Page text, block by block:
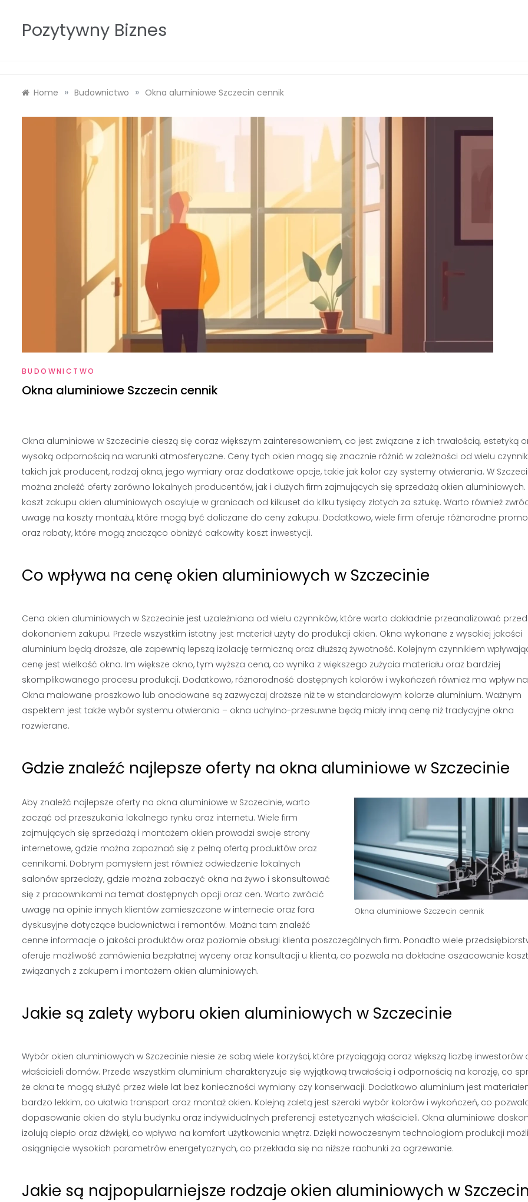
contentPozytywny Biznes
Home » Budownictwo » Okna aluminiowe Szczecin cennik
BUDOWNICTWO
Okna aluminiowe Szczecin cennik
Okna aluminiowe w Szczecinie cieszą się coraz większym zainteresowaniem, co jest związane z ich trwałością, estetyką
wysoką odpornością na warunki atmosferyczne. Ceny tych okien mogą się znacznie różnić w zależności od wielu
takich jak producent, rodzaj okna, jego wymiary oraz dodatkowe opcje, takie jak kolor czy systemy otwierania. W
można znaleźć oferty zarówno lokalnych producentów, jak i dużych firm zajmujących się sprzedażą okien aluminiowych.
koszt zakupu okien aluminiowych oscyluje w granicach od kilkuset do kilku tysięcy złotych za sztukę. Warto również
uwagę na koszty montażu, które mogą być doliczane do ceny zakupu. Dodatkowo, wiele firm oferuje różnorodne
oraz rabaty, które mogą znacząco obniżyć całkowity koszt inwestycji.
Co wpływa na cenę okien aluminiowych w Szczecinie
Cena okien aluminiowych w Szczecinie jest uzależniona od wielu czynników, które warto dokładnie przeanalizować przed
dokonaniem zakupu. Przede wszystkim istotny jest materiał użyty do produkcji okien. Okna wykonane z wysokiej jakości
aluminium będą droższe, ale zapewnią lepszą izolację termiczną oraz dłuższą żywotność. Kolejnym czynnikiem
cenę jest wielkość okna. Im większe okno, tym wyższa cena, co wynika z większego zużycia materiału oraz bardziej
skomplikowanego procesu produkcji. Dodatkowo, różnorodność dostępnych kolorów i wykończeń również ma wpływ
Okna malowane proszkowo lub anodowane są zazwyczaj droższe niż te w standardowym kolorze aluminium. Ważnym
aspektem jest także wybór systemu otwierania – okna uchylno-przesuwne będą miały inną cenę niż tradycyjne okna
rozwierane.
Gdzie znaleźć najlepsze oferty na okna aluminiowe w Szczecinie
Okna aluminiowe Szczecin cennik
Aby znaleźć najlepsze oferty na okna aluminiowe w Szczecinie, warto
zacząć od przeszukania lokalnego rynku oraz internetu. Wiele firm
zajmujących się sprzedażą i montażem okien prowadzi swoje strony
internetowe, gdzie można zapoznać się z pełną ofertą produktów oraz
cennikami. Dobrym pomysłem jest również odwiedzenie lokalnych
salonów sprzedaży, gdzie można zobaczyć okna na żywo i skonsultować
się z pracownikami na temat dostępnych opcji oraz cen. Warto zwrócić
uwagę na opinie innych klientów zamieszczone w internecie oraz fora
dyskusyjne dotyczące budownictwa i remontów. Można tam znaleźć
cenne informacje o jakości produktów oraz poziomie obsługi klienta poszczególnych firm. Ponadto wiele
oferuje możliwość zamówienia bezpłatnej wyceny oraz konsultacji u klienta, co pozwala na dokładne oszacowanie
związanych z zakupem i montażem okien aluminiowych.
Jakie są zalety wyboru okien aluminiowych w Szczecinie
Wybór okien aluminiowych w Szczecinie niesie ze sobą wiele korzyści, które przyciągają coraz większą liczbę inwestorów
właścicieli domów. Przede wszystkim aluminium charakteryzuje się wyjątkową trwałością i odpornością na korozję, co
że okna te mogą służyć przez wiele lat bez konieczności wymiany czy konserwacji. Dodatkowo aluminium jest
bardzo lekkim, co ułatwia transport oraz montaż okien. Kolejną zaletą jest szeroki wybór kolorów i wykończeń, co
dopasowanie okien do stylu budynku oraz indywidualnych preferencji estetycznych właścicieli. Okna aluminiowe
izolują ciepło oraz dźwięki, co wpływa na komfort użytkowania wnętrz. Dzięki nowoczesnym technologiom produkcji
osiągnięcie wysokich parametrów energetycznych, co przekłada się na niższe rachunki za ogrzewanie.
Jakie są najpopularniejsze rodzaje okien aluminiowych w